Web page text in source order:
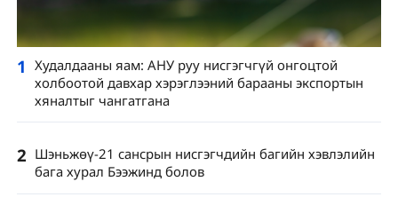
1 Худалдааны яам: АНУ руу нисгэгчгүй онгоцтой
холбоотой давхар хэрэглээний барааны экспортын
хяналтыг чангатгана
2 Шэньжөү-21 сансрын нисгэгчдийн багийн хэвлэлийн
бага хурал Бээжинд болов